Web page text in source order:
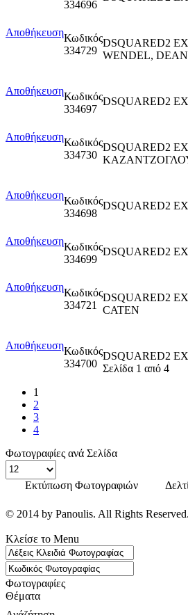
334696
ΑποθήκευσηΚωδικός
334729
DSQUARED2
WENDEL,
ΑποθήκευσηΚωδικός
334697
DSQUARED2
ΑποθήκευσηΚωδικός
334730
DSQUARED2
ΑποθήκευσηΚωδικός
334698
DSQUARED2
ΑποθήκευσηΚωδικός
334699
DSQUARED2
ΑποθήκευσηΚωδικός
334721
DSQUARED2
CATEN
ΑποθήκευσηΚωδικός
334700
DSQUARED2
Σελίδα 1 από 4
1
2
3
4
Φωτογραφίες ανά Σελίδα
Εκτύπωση Φωτογραφιών
© 2014 by Panoulis. All Rights Reserved.
Κλείσε το Menu
Φωτογραφίες
Θέματα